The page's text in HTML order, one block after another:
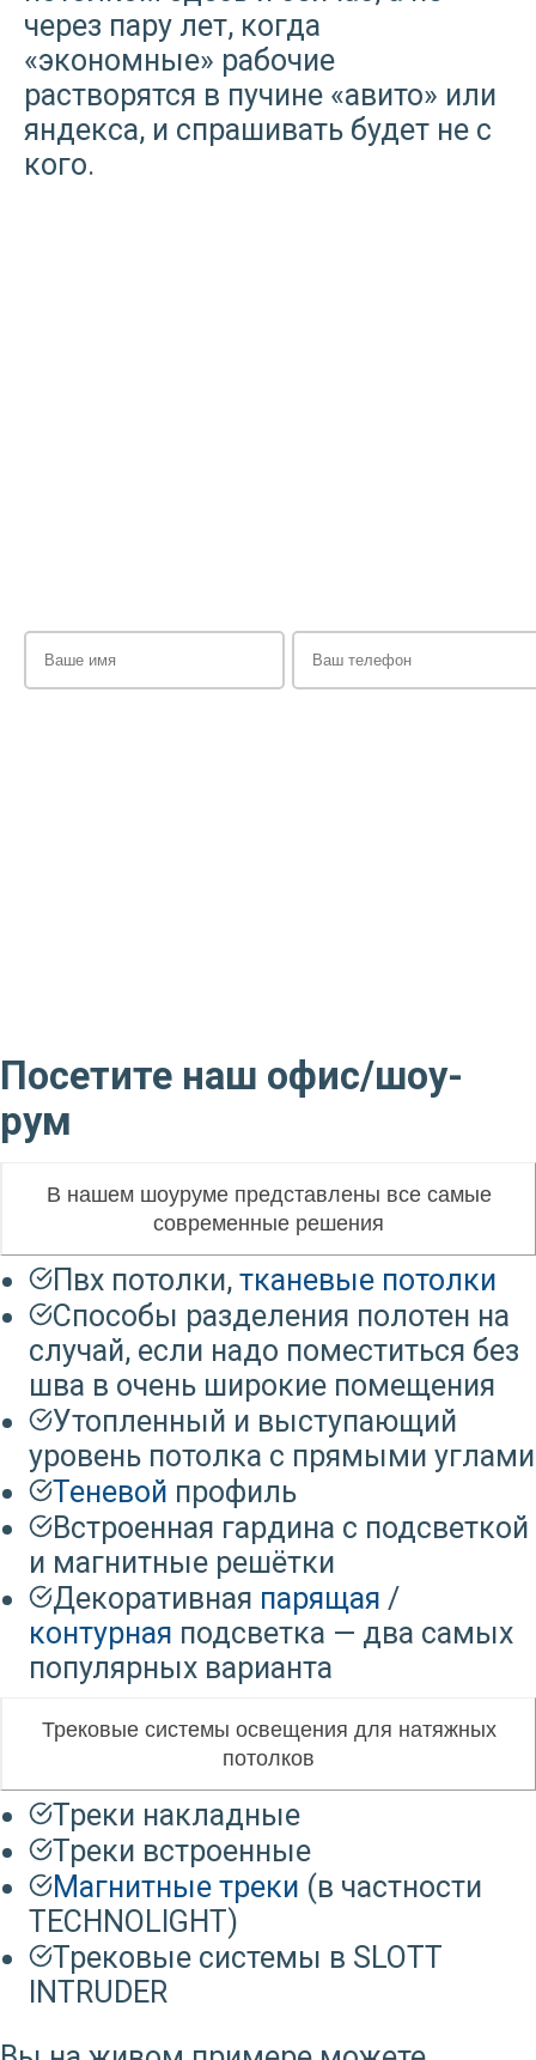
через пару лет, когда
«экономные» рабочие
растворятся в пучине «авито» или
яндекса, и спрашивать будет не с
кого.
Посетите наш офис/шоу-
рум
В нашем шоуруме представлены все самые
современные решения
Пвх потолки, тканевые потолки
Способы разделения полотен на
случай, если надо поместиться без
шва в очень широкие помещения
Утопленный и выступающий
уровень потолка с прямыми углами
Теневой профиль
Встроенная гардина с подсветкой
и магнитные решётки
Декоративная парящая /
контурная подсветка — два самых
популярных варианта
Трековые системы освещения для натяжных
потолков
Треки накладные
Треки встроенные
Магнитные треки (в частности
TECHNOLIGHT)
Трековые системы в SLOTT
INTRUDER